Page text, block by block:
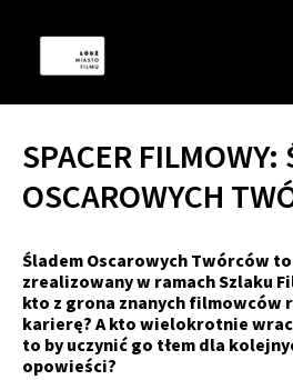
SPACER FILMOWY:
OSCAROWYCH
Śladem Oscarowych Twórców
zrealizowany w ramach Szlaku
kto z grona znanych filmowców
karierę? A kto wielokrotnie
to by uczynić go tłem dla
opowieści?